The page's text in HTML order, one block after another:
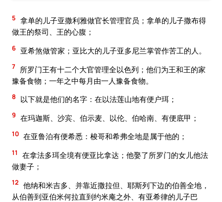
5 拿单的儿子亚撒利雅做官长管理官员；拿单的儿子撒布得
做王的祭司、王的心腹；
6 亚希煞做管家；亚比大的儿子亚多尼兰掌管作苦工的人。
7
所罗门王有十二个大官管理全以色列；他们为王和王的家
豫备食物；一年之中每月由一人豫备食物。
8 以下就是他们的名字：在以法莲山地有便户珥；
9 在玛迦斯、沙宾、伯示麦、以伦、伯哈南、有便底甲；
10 在亚鲁泊有便希悉：梭哥和希弗全地是属于他的；
11
在拿法多珥全境有便亚比拿达；他娶了所罗门的女儿他法
做妻子；
12 他纳和米吉多、并靠近撒拉但、耶斯列下边的伯善全地，
从伯善到亚伯米何拉直到约米庵之外、有亚希律的儿子巴